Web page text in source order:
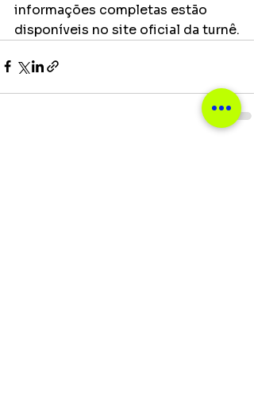
informações completas estão
disponíveis no site oficial da turnê.